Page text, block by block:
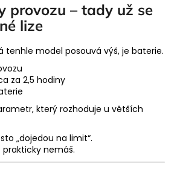
provozu – tady už se
lize
tenhle model posouvá výš, je baterie.
za 2,5 hodiny
který rozhoduje u větších
„dojedou na limit“.
nemáš.